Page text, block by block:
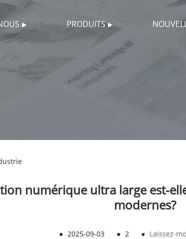
PRODUITS
numérique ultra large est-
modernes?
● 2025-09-03 ● 2 ● Laissez-